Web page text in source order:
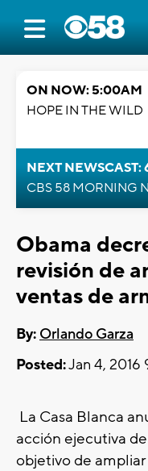
ON NOW: 5:00AM
HOPE IN THE WILD
NEXT
CBS 58 MORNING
Obama
revisión de
ventas de
By: Orlando Garza
Posted:Jan 4,
La Casa Blanca
acción ejecutiva
objetivo de